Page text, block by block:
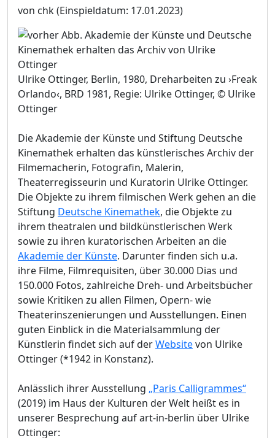
von chk(Einspieldatum: 17.01.2023)
Ulrike Ottinger, Berlin, 1980, Dreharbeiten zu ›Freak
Orlando‹, BRD 1981, Regie: Ulrike Ottinger, © Ulrike
Ottinger
Die Akademie der Künste und Stiftung Deutsche
Kinemathek erhalten das künstlerisches Archiv der
Filmemacherin, Fotografin, Malerin,
Theaterregisseurin und Kuratorin Ulrike Ottinger.
Die Objekte zu ihrem filmischen Werk gehen an die
Stiftung Deutsche Kinemathek, die Objekte zu
ihrem theatralen und bildkünstlerischen Werk
sowie zu ihren kuratorischen Arbeiten an die
Akademie der Künste. Darunter finden sich u.a.
ihre Filme, Filmrequisiten, über 30.000 Dias und
150.000 Fotos, zahlreiche Dreh- und Arbeitsbücher
sowie Kritiken zu allen Filmen, Opern- wie
Theaterinszenierungen und Ausstellungen. Einen
guten Einblick in die Materialsammlung der
Künstlerin findet sich auf derWebsitevon Ulrike
Ottinger (*1942 in Konstanz).
Anlässlich ihrer Ausstellung „Paris Calligrammes“
(2019) im Haus der Kulturen der Welt heißt es in
unserer Besprechung auf art-in-berlin über Ulrike
Ottinger: